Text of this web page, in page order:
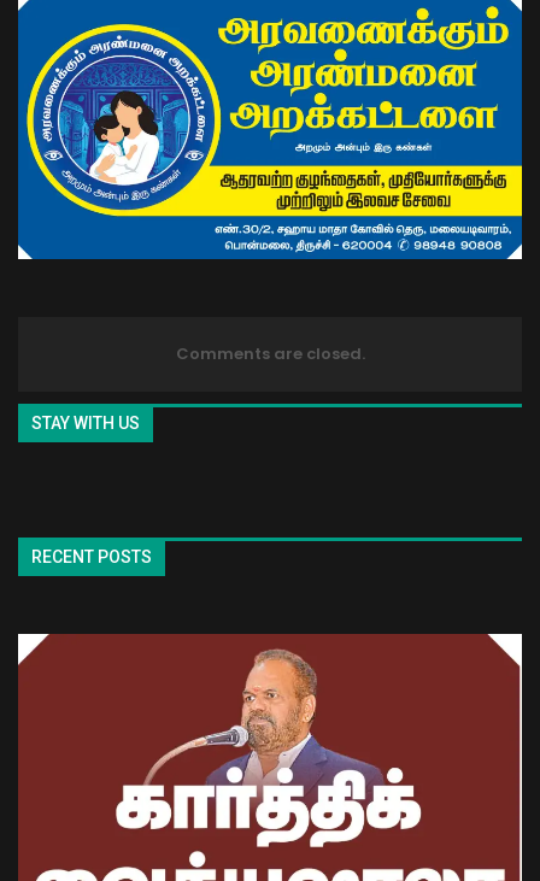
Comments are closed.
STAY WITH US
RECENT POSTS